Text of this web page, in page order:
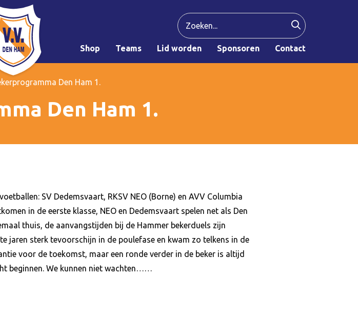
Shop Teams Lid worden Sponsoren Contact
Den Ham 1.
Den Ham 1.
SV Dedemsvaart, RKSV NEO (Borne) en AVV Columbia
in de eerste klasse, NEO en Dedemsvaart spelen net als Den
thuis, de aanvangstijden bij de Hammer bekerduels zijn
jaren sterk tevoorschijn in de poulefase en kwam zo telkens in de
voor de toekomst, maar een ronde verder in de beker is altijd
beginnen. We kunnen niet wachten……